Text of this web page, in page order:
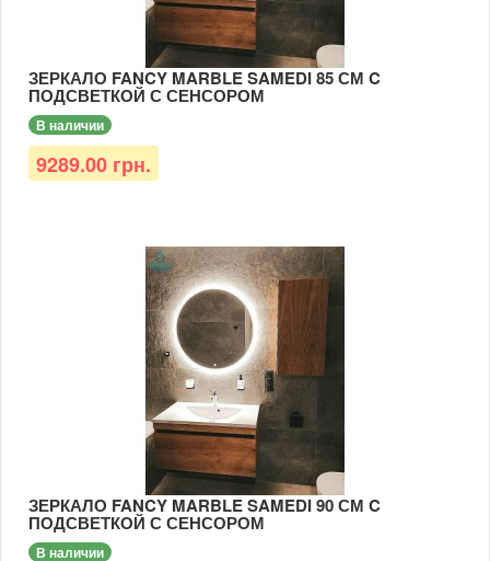
ЗЕРКАЛО FANCY MARBLE SAMEDI 85 СМ C
ПОДСВЕТКОЙ С СЕНСОРОМ
В наличии
9289.00 грн.
ЗЕРКАЛО FANCY MARBLE SAMEDI 90 СМ C
ПОДСВЕТКОЙ С СЕНСОРОМ
В наличии